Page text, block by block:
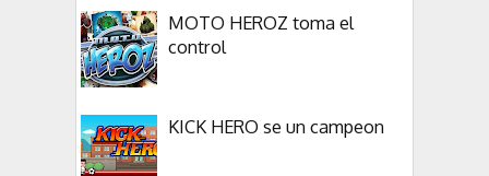
MOTO HEROZ toma el
control
KICK HERO se un campeon